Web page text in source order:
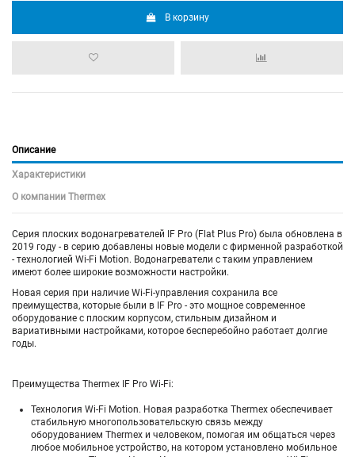
В корзину
Описание
Характеристики
О компании Thermex
Серия плоских водонагревателей IF Pro (Flat Plus Pro) была обновлена в
2019 году - в серию добавлены новые модели с фирменной разработкой
- технологией Wi-Fi Motion. Водонагреватели с таким управлением
имеют более широкие возможности настройки.
Новая серия при наличие Wi-Fi-управления сохранила все
преимущества, которые были в IF Pro - это мощное современное
оборудование с плоским корпусом, стильным дизайном и
вариативными настройками, которое бесперебойно работает долгие
годы.
Преимущества Thermex IF Pro Wi-Fi:
Технология Wi-Fi Motion. Новая разработка Thermex обеспечивает
стабильную многопользовательскую связь между
оборудованием Thermex и человеком, помогая им общаться через
любое мобильное устройство, на котором установлено мобильное